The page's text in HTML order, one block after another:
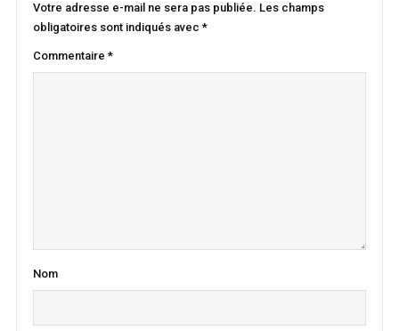
Votre adresse e-mail ne sera pas publiée. Les champs
obligatoires sont indiqués avec *
Commentaire *
Nom